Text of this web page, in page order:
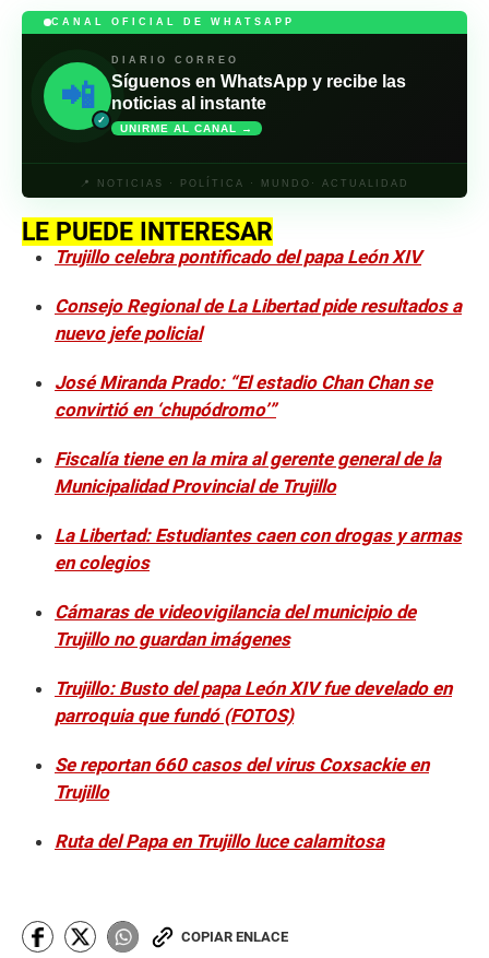
CANAL OFICIAL DE WHATSAPP
📲
✓
DIARIO CORREO
Síguenos en WhatsApp y recibe las
noticias al instante
UNIRME AL CANAL →
📍 NOTICIAS · POLÍTICA · MUNDO· ACTUALIDAD
LE PUEDE INTERESAR
Trujillo celebra pontificado del papa León XIV
Consejo Regional de La Libertad pide resultados a
nuevo jefe policial
José Miranda Prado: “El estadio Chan Chan se
convirtió en ‘chupódromo’”
Fiscalía tiene en la mira al gerente general de la
Municipalidad Provincial de Trujillo
La Libertad: Estudiantes caen con drogas y armas
en colegios
Cámaras de videovigilancia del municipio de
Trujillo no guardan imágenes
Trujillo: Busto del papa León XIV fue develado en
parroquia que fundó (FOTOS)
Se reportan 660 casos del virus Coxsackie en
Trujillo
Ruta del Papa en Trujillo luce calamitosa
COPIAR ENLACE